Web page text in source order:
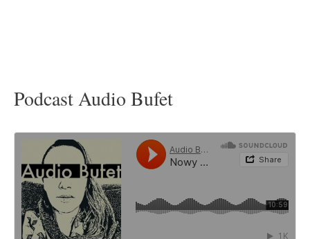
Podcast Audio Bufet